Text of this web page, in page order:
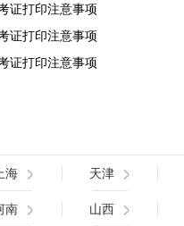
证打印注意事项
证打印注意事项
证打印注意事项
海 天津
南 山西